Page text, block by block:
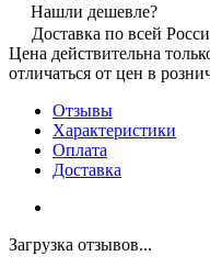
Нашли дешевле?
Доставка по всей
Цена действительна
отличаться от цен в
Отзывы
Характеристики
Оплата
Доставка
Загрузка отзывов...